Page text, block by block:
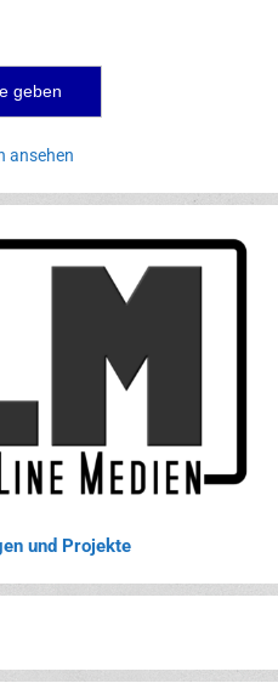
ansehen
und Projekte